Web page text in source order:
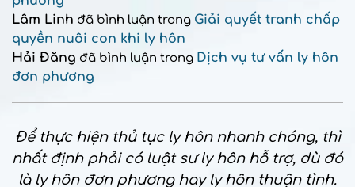
Lâm Linh đã bình luận trong Giải quyết tranh chấp
quyền nuôi con khi ly hôn
Hải Đăng đã bình luận trong Dịch vụ tư vấn ly hôn
đơn phương
Để thực hiện thủ tục ly hôn nhanh chóng, thì
nhất định phải có luật sư ly hôn hỗ trợ, dù đó
là ly hôn đơn phương hay ly hôn thuận tình.